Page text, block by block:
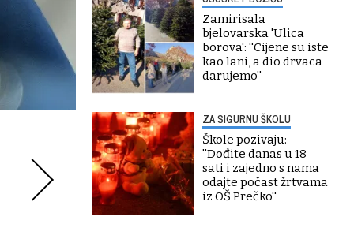
Zamirisala
bjelovarska 'Ulica
borova': ''Cijene su iste
kao lani, a dio drvaca
darujemo''
ZA SIGURNU ŠKOLU
Škole pozivaju:
''Dođite danas u 18
sati i zajedno s nama
odajte počast žrtvama
iz OŠ Prečko''